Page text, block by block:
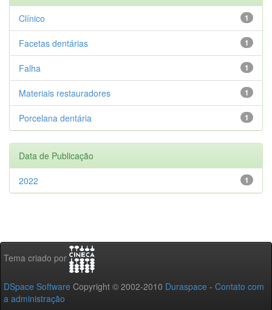
1
Clínico
1
Facetas dentárias
1
Falha
1
Materiais restauradores
1
Porcelana dentária
Data de Publicação
1
2022
Tema criado por
DSpace Software Copyright © 2002-2010 Duraspace - Contato com
a administração